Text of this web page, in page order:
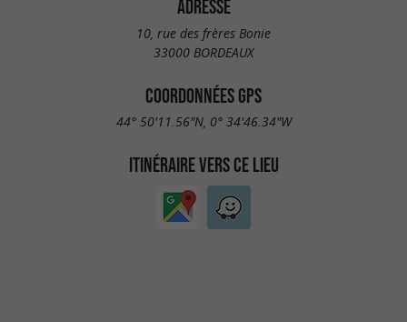
ADRESSE
10, rue des frères Bonie
33000 BORDEAUX
COORDONNÉES GPS
44° 50'11.56"N, 0° 34'46.34"W
ITINÉRAIRE VERS CE LIEU